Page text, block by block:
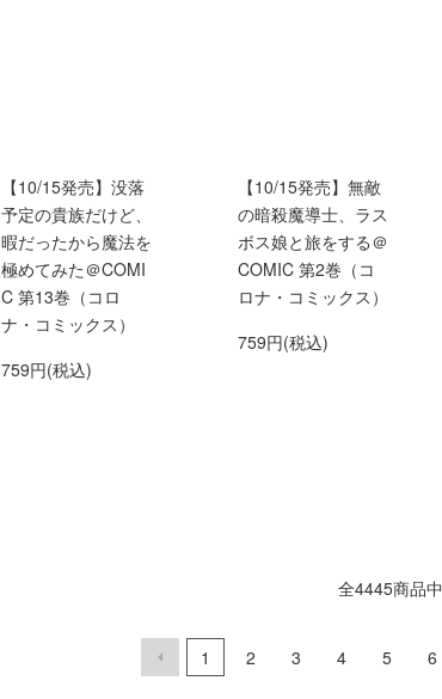
【10/15発売】没落
予定の貴族だけど、
暇だったから魔法を
極めてみた＠COMI
C 第13巻（コロ
ナ・コミックス）
759円(税込)
【10/15発売】無敵
の暗殺魔導士、ラス
ボス娘と旅をする＠
COMIC 第2巻（コ
ロナ・コミックス）
759円(税込)
全4445商品中
1 2 3 4 5 6